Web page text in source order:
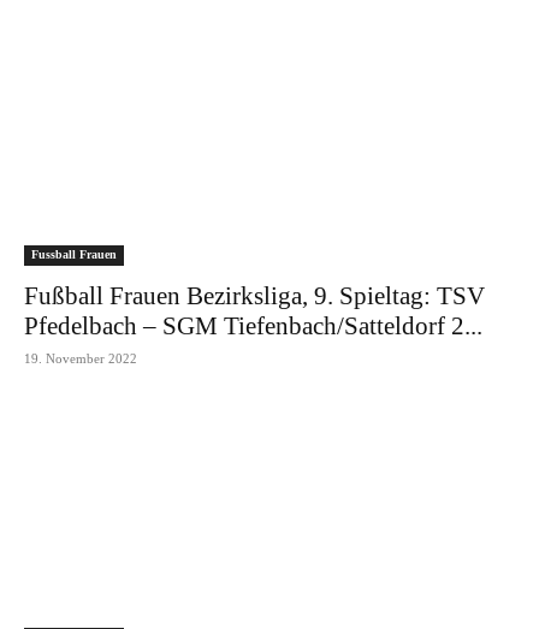
Fussball Frauen
Fußball Frauen Bezirksliga, 9. Spieltag: TSV
Pfedelbach – SGM Tiefenbach/Satteldorf 2...
19. November 2022